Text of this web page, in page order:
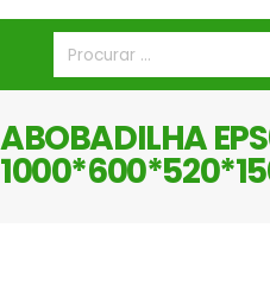
ABOBADILHA